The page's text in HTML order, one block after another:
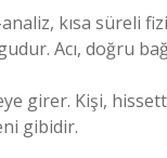
kısa süreli
Acı, doğru
girer. Kişi,
gibidir.